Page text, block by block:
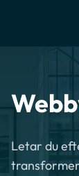
Letar du